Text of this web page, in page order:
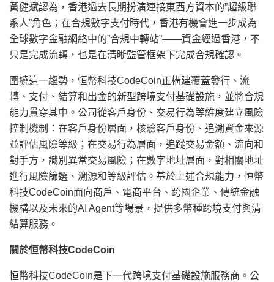
黃健斌認為，香港過去長期扮演連接東西方資本的”超級聯
系人”角色；在合規數字支付時代，香港有機會進一步成為
全球數字金融網絡中的”合規中轉站”——資金經過香港，不
只是完成流轉，也是在清晰監管框架下完成合規確認。
圍繞這一趨勢，恒幣科技CodeCoin正構建覆蓋發行、流
轉、支付、結算和出金的新型跨境支付基礎設施，並將合規
能力貫穿其中。公司從客戶身份、交易行為等維度建立風險
控制機制：在客戶身份層面，核驗客戶身份、追溯資金來源
並評估風險等級；在交易行為層面，追蹤交易金額、流向和
對手方，識別異常交易風險；在數字地址層面，對相關地址
進行風險篩選、溯源和等級評估。基於上述合規能力，恒幣
科技CodeCoin面向商戶、電商平台、跨國企業、傳統金融
機構以及未來的AI Agent等場景，提供多幣種跨境支付與清
結算服務。
關於恒幣科技CodeCoin
恒幣科技CodeCoin是下一代跨境支付基礎設施服務商。公